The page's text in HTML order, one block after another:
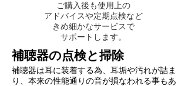
​ご購入後も使用上の
アドバイスや定期点検など
きめ細かなサービスで
サポートします。
​補聴器の点検と掃除
補聴器は耳に装着する為、耳垢や汚れが詰ま
り、本来の性能通りの音が損なわれる事もあ